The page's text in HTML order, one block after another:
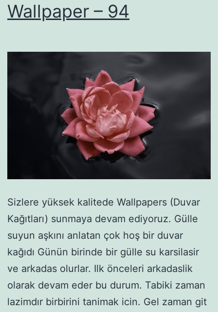
Wallpaper – 94
Sizlere yüksek kalitede Wallpapers (Duvar
Kağıtları) sunmaya devam ediyoruz. Gülle
suyun aşkını anlatan çok hoş bir duvar
kağıdı Günün birinde bir gülle su karsilasir
ve arkadas olurlar. Ilk önceleri arkadaslik
olarak devam eder bu durum. Tabiki zaman
lazimdır birbirini tanimak icin. Gel zaman git